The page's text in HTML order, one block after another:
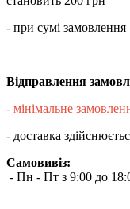
- при сумі
Відправлення
- мінімальне
- доставка
Самовивіз:
- Пн - Пт з 9:00 до